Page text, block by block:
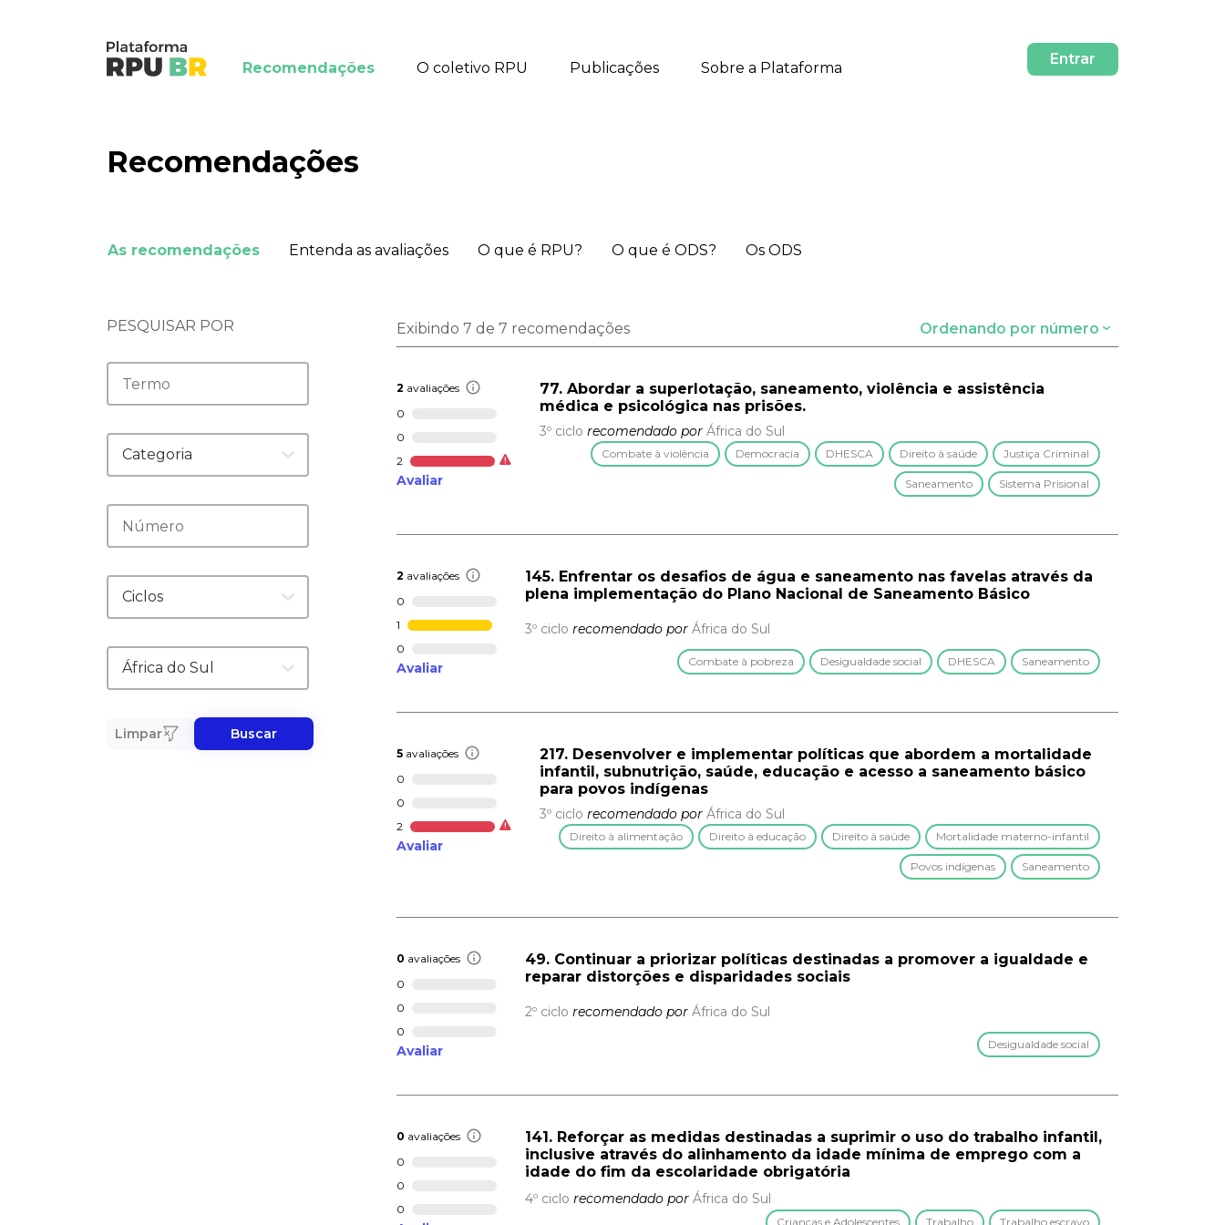
Recomendações O coletivo RPU Publicações Sobre a Plataforma
Entrar
Recomendações
As recomendações Entenda as avaliações O que é RPU? O que é ODS? Os ODS
PESQUISAR POR
Limpar Buscar
Exibindo 7 de 7 recomendações Ordenando por número
2 avaliações
0
0
2
Avaliar
77. Abordar a superlotação, saneamento, violência e assistência
médica e psicológica nas prisões.
3º ciclo recomendado por África do Sul
Combate à violência Democracia DHESCA Direito à saúde Justiça Criminal
Saneamento Sistema Prisional
2 avaliações
0
1
0
Avaliar
145. Enfrentar os desafios de água e saneamento nas favelas através da
plena implementação do Plano Nacional de Saneamento Básico
3º ciclo recomendado por África do Sul
Combate à pobreza Desigualdade social DHESCA Saneamento
5 avaliações
0
0
2
Avaliar
217. Desenvolver e implementar políticas que abordem a mortalidade
infantil, subnutrição, saúde, educação e acesso a saneamento básico
para povos indígenas
3º ciclo recomendado por África do Sul
Direito à alimentação Direito à educação Direito à saúde Mortalidade materno-infantil
Povos indígenas Saneamento
0 avaliações
0
0
0
Avaliar
49. Continuar a priorizar políticas destinadas a promover a igualdade e
reparar distorções e disparidades sociais
2º ciclo recomendado por África do Sul
Desigualdade social
0 avaliações
0
0
0
141. Reforçar as medidas destinadas a suprimir o uso do trabalho infantil,
inclusive através do alinhamento da idade mínima de emprego com a
idade do fim da escolaridade obrigatória
4º ciclo recomendado por África do Sul
Crianças e Adolescentes Trabalho Trabalho escravo